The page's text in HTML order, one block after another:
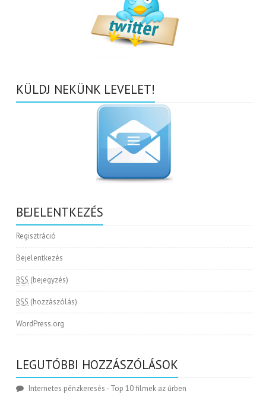
KÜLDJ NEKÜNK LEVELET!
BEJELENTKEZÉS
Regisztráció
Bejelentkezés
RSS (bejegyzés)
RSS (hozzászólás)
WordPress.org
LEGUTÓBBI HOZZÁSZÓLÁSOK
Internetes pénzkeresés - Top 10 filmek az űrben